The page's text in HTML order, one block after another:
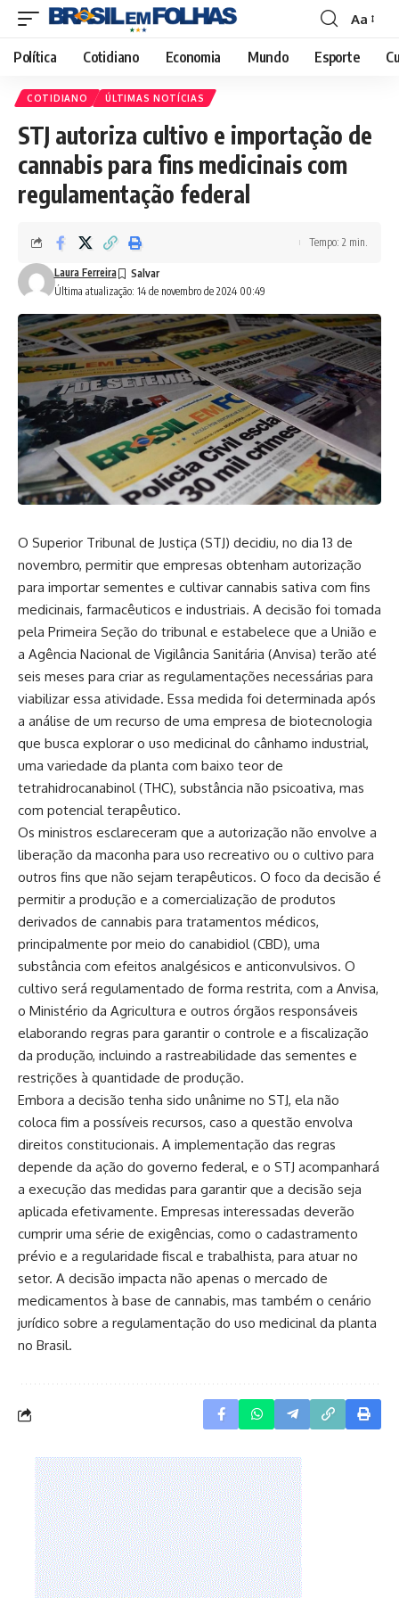
Font
Resizer
Aa
Política Cotidiano Economia Mundo Esporte
COTIDIANO ÚLTIMAS NOTÍCIAS
STJ autoriza cultivo e importação de
cannabis para fins medicinais com
regulamentação federal
Última atualização: 14 de novembro de 2024 00:49
Laura Ferreira
Tempo: 2 min.
O Superior Tribunal de Justiça (STJ) decidiu, no dia 13 de
novembro, permitir que empresas obtenham autorização
para importar sementes e cultivar cannabis sativa com fins
medicinais, farmacêuticos e industriais. A decisão foi tomada
pela Primeira Seção do tribunal e estabelece que a União e
a Agência Nacional de Vigilância Sanitária (Anvisa) terão até
seis meses para criar as regulamentações necessárias para
viabilizar essa atividade. Essa medida foi determinada após
a análise de um recurso de uma empresa de biotecnologia
que busca explorar o uso medicinal do cânhamo industrial,
uma variedade da planta com baixo teor de
tetrahidrocanabinol (THC), substância não psicoativa, mas
com potencial terapêutico.
Os ministros esclareceram que a autorização não envolve a
liberação da maconha para uso recreativo ou o cultivo para
outros fins que não sejam terapêuticos. O foco da decisão é
permitir a produção e a comercialização de produtos
derivados de cannabis para tratamentos médicos,
principalmente por meio do canabidiol (CBD), uma
substância com efeitos analgésicos e anticonvulsivos. O
cultivo será regulamentado de forma restrita, com a Anvisa,
o Ministério da Agricultura e outros órgãos responsáveis
elaborando regras para garantir o controle e a fiscalização
da produção, incluindo a rastreabilidade das sementes e
restrições à quantidade de produção.
Embora a decisão tenha sido unânime no STJ, ela não
coloca fim a possíveis recursos, caso a questão envolva
direitos constitucionais. A implementação das regras
depende da ação do governo federal, e o STJ acompanhará
a execução das medidas para garantir que a decisão seja
aplicada efetivamente. Empresas interessadas deverão
cumprir uma série de exigências, como o cadastramento
prévio e a regularidade fiscal e trabalhista, para atuar no
setor. A decisão impacta não apenas o mercado de
medicamentos à base de cannabis, mas também o cenário
jurídico sobre a regulamentação do uso medicinal da planta
no Brasil.